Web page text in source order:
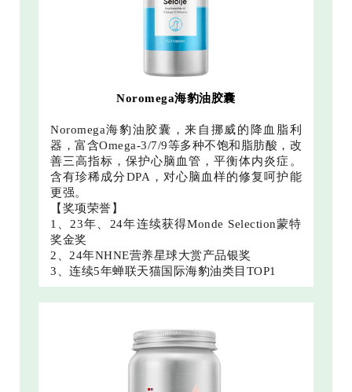
Noromega海豹油胶囊
Noromega海豹油胶囊，来自挪威的降血脂利
器，富含Omega-3/7/9等多种不饱和脂肪酸，改
善三高指标，保护心脑血管，平衡体内炎症。
含有珍稀成分DPA，对心脑血样的修复呵护能
更强。
【奖项荣誉】
1、23年、24年连续获得Monde Selection蒙特
奖金奖
2、24年NHNE营养星球大赏产品银奖
3、连续5年蝉联天猫国际海豹油类目TOP1